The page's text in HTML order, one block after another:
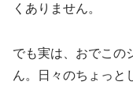
くありません。
でも実は、おでこの
ん。日々のちょっと